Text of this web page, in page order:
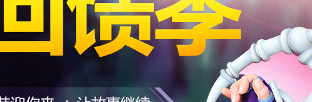
购卡充值 客服中心